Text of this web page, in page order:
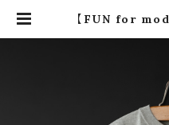
【FUN for